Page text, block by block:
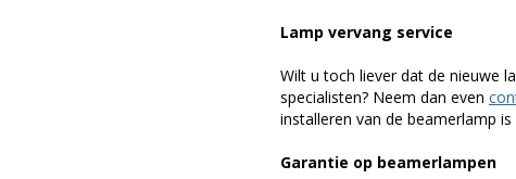
Lamp vervang service
Wilt u toch liever dat de nieuwe
specialisten? Neem dan even
installeren van de beamerlamp
Garantie op beamerlampen